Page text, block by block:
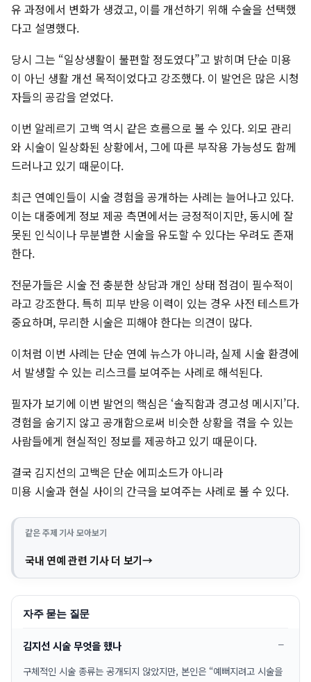
유 과정에서 변화가 생겼고, 이를 개선하기 위해 수술을 선택했
다고 설명했다.
당시 그는 “일상생활이 불편할 정도였다”고 밝히며 단순 미용
이 아닌 생활 개선 목적이었다고 강조했다. 이 발언은 많은 시청
자들의 공감을 얻었다.
이번 알레르기 고백 역시 같은 흐름으로 볼 수 있다. 외모 관리
와 시술이 일상화된 상황에서, 그에 따른 부작용 가능성도 함께
드러나고 있기 때문이다.
최근 연예인들이 시술 경험을 공개하는 사례는 늘어나고 있다.
이는 대중에게 정보 제공 측면에서는 긍정적이지만, 동시에 잘
못된 인식이나 무분별한 시술을 유도할 수 있다는 우려도 존재
한다.
전문가들은 시술 전 충분한 상담과 개인 상태 점검이 필수적이
라고 강조한다. 특히 피부 반응 이력이 있는 경우 사전 테스트가
중요하며, 무리한 시술은 피해야 한다는 의견이 많다.
이처럼 이번 사례는 단순 연예 뉴스가 아니라, 실제 시술 환경에
서 발생할 수 있는 리스크를 보여주는 사례로 해석된다.
필자가 보기에 이번 발언의 핵심은 ‘솔직함과 경고성 메시지’다.
경험을 숨기지 않고 공개함으로써 비슷한 상황을 겪을 수 있는
사람들에게 현실적인 정보를 제공하고 있기 때문이다.
결국 김지선의 고백은 단순 에피소드가 아니라
미용 시술과 현실 사이의 간극을 보여주는 사례로 볼 수 있다.
같은 주제 기사 모아보기
국내 연예 관련 기사 더 보기
자주 묻는 질문
김지선 시술 무엇을 했나
구체적인 시술 종류는 공개되지 않았지만, 본인은 “예뻐지려고 시술을